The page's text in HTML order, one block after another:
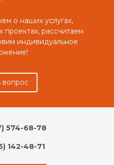
о наших услугах,
проектах, рассчитаем
индивидуальное
вопрос
574-68-78
142-48-71